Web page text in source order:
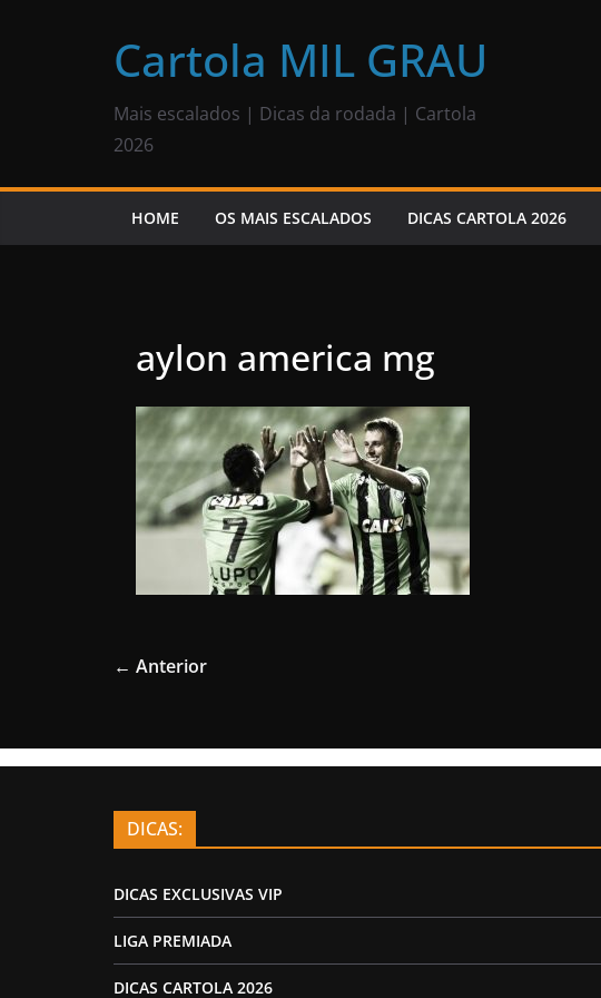
Cartola MIL GRAU
Mais escalados | Dicas da rodada | Cartola
2026
HOME OS MAIS ESCALADOS DICAS CARTOLA 2026
aylon america mg
← Anterior
DICAS:
DICAS EXCLUSIVAS VIP
LIGA PREMIADA
DICAS CARTOLA 2026